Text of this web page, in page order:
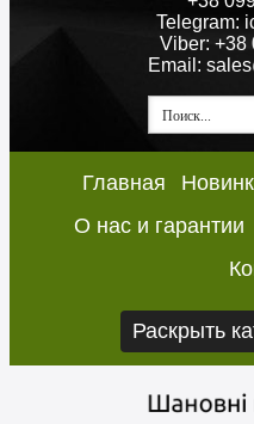
Telegram:
Viber: +38
Email:
Главная
О нас и гарантии
Раскрыть